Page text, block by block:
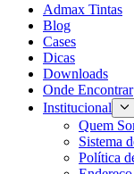
Admax Tintas
Blog
Cases
Dicas
Downloads
Onde Encontrar
Institucional
Quem
Sistema
Política